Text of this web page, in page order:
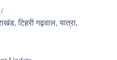
,टिहरी गढ़वाल,यात्रा,